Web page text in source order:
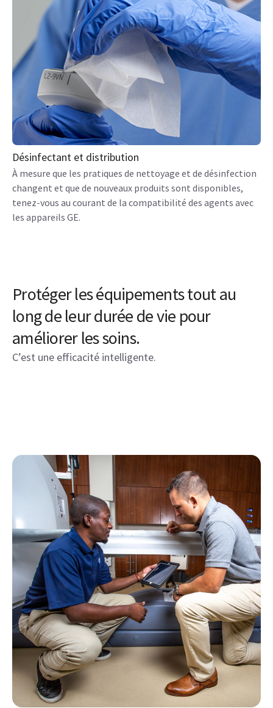
Désinfectant et distribution
À mesure que les pratiques de nettoyage et de désinfection
changent et que de nouveaux produits sont disponibles,
tenez-vous au courant de la compatibilité des agents avec
les appareils GE.
Protéger les équipements tout au
long de leur durée de vie pour
améliorer les soins.
C’est une efficacité intelligente.